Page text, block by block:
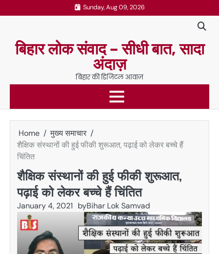
to
Sunday, Aug 09, 2026
बिहार लोक संवाद – सीधी बात, सादा
अंदाज़
बिहार की डिजिटल आवाज़
Home
मुख्य समाचार
शैक्षिक संस्थानों की हुई फीकी शुरूआत, पढ़ाई को लेकर बच्चे हैं
चिंतित
शैक्षिक संस्थानों की हुई फीकी शुरूआत,
पढ़ाई को लेकर बच्चे हैं चिंतित
January 4, 2021 byBihar Lok Samvad